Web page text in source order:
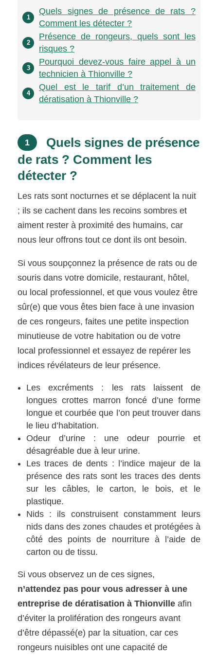
1
Quels signes de présence de rats ?
Comment les détecter ?
2
Présence de rongeurs, quels sont les
risques ?
3
Pourquoi devez-vous faire appel à un
technicien à Thionville ?
4
Quel est le tarif d’un traitement de
dératisation à Thionville ?
1
Quels signes de présence
de rats ? Comment les
détecter ?
Les rats sont nocturnes et se déplacent la nuit
; ils se cachent dans les recoins sombres et
aiment rester à proximité des humains, car
nous leur offrons tout ce dont ils ont besoin.
Si vous soupçonnez la présence de rats ou de
souris dans votre domicile, restaurant, hôtel,
ou local professionnel, et que vous voulez être
sûr(e) que vous êtes bien face à une invasion
de ces rongeurs, faites une petite inspection
minutieuse de votre habitation ou de votre
local professionnel et essayez de repérer les
indices révélateurs de leur présence.
Les excréments : les rats laissent de
longues crottes marron foncé d’une forme
longue et courbée que l’on peut trouver dans
le lieu d’habitation.
Odeur d’urine : une odeur pourrie et
désagréable due à leur urine.
Les traces de dents : l’indice majeur de la
présence des rats sont les traces des dents
sur les câbles, le carton, le bois, et le
plastique.
Nids : ils construisent constamment leurs
nids dans des zones chaudes et protégées à
côté des points de nourriture à l’aide de
carton ou de tissu.
Si vous observez un de ces signes,
n’attendez pas pour vous adresser à une
entreprise de dératisation à Thionville afin
d’éviter la prolifération des rongeurs avant
d’être dépassé(e) par la situation, car ces
rongeurs nuisibles ont une capacité de